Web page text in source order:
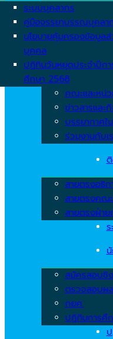
ระบบบุคลากร
คู่มือจรรยาบรรณบุคลา
นโยบายคุ้มครองข้อมูล
บุคคล
ปฏิทินวันหยุดประจำปีกา
ศึกษา 2568
คณะและหน่
ข่าวสารและ
บรรยากาศใ
ร่วมงานกับเ
สายตรงอธิ
สายตรงคณ
สายตรงฝ่าย
สมัครสอบชิ
ตรวจสอบผ
กยศ.
ปฏิทินการศึ